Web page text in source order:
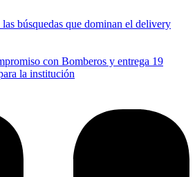
búsquedas que dominan el delivery
con Bomberos y entrega 19
la institución